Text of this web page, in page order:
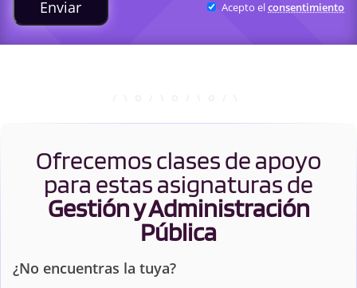
Enviar Acepto elconsentimiento
Ofrecemos clases de apoyo
para estas asignaturas de
Gestión y Administración
Pública
¿No encuentras la tuya?